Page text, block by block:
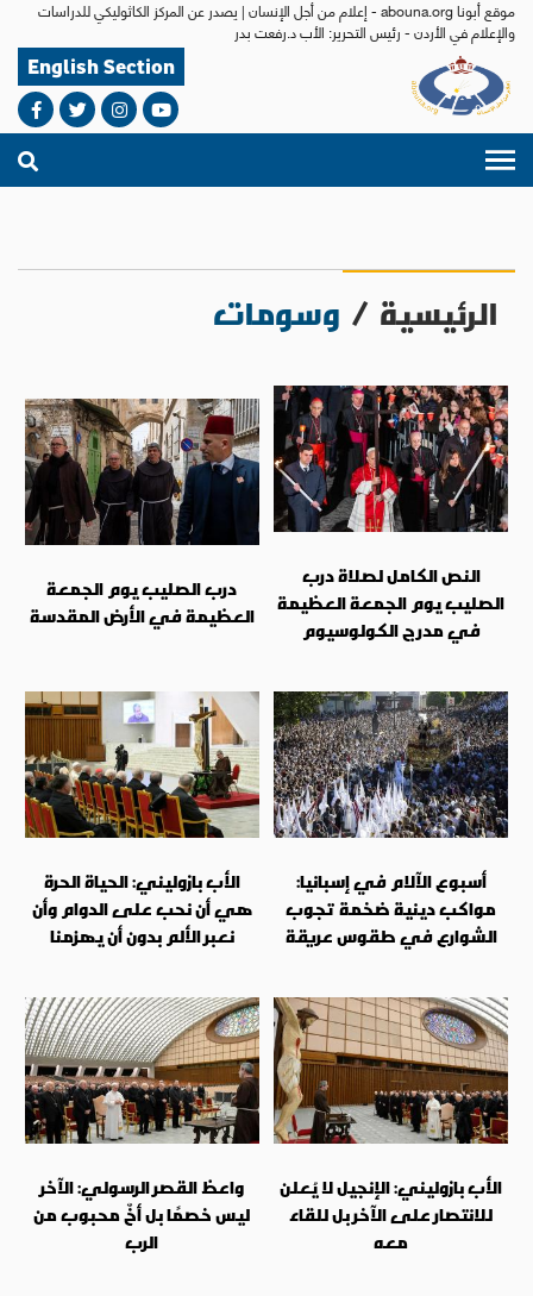
موقع أبونا abouna.org - إعلام من أجل الإنسان | يصدر عن المركز الكاثوليكي للدراسات
والإعلام في الأردن - رئيس التحرير: الأب د.رفعت بدر
English Section
الرئيسية / وسومات
النص الكامل لصلاة درب
الصليب يوم الجمعة العظيمة
في مدرج الكولوسيوم
درب الصليب يوم الجمعة
العظيمة في الأرض المقدسة
أسبوع الآلام في إسبانيا:
مواكب دينية ضخمة تجوب
الشوارع في طقوس عريقة
الأب بازوليني: الحياة الحرة
هي أن نحب على الدوام وأن
نعبر الألم بدون أن يهزمنا
الأب بازوليني: الإنجيل لا يُعلن
للانتصار على الآخر بل للقاء
معه
واعظ القصر الرسولي: الآخر
ليس خصمًا بل أخٌ محبوب من
الرب